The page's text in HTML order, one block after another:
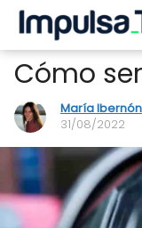
Cómo
María Ibernón
31/08/2022